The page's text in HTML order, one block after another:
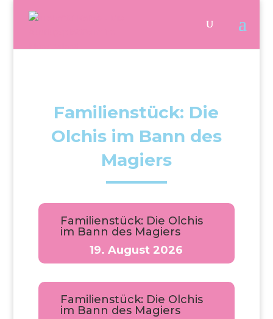
Familienstück: Die
Olchis im Bann des
Magiers
Familienstück: Die Olchis
im Bann des Magiers
19. August 2026
Familienstück: Die Olchis
im Bann des Magiers